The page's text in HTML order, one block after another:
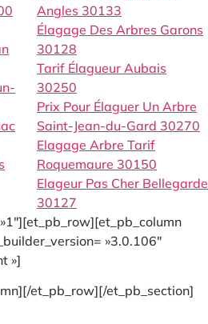
Angles 30133
Élagage Des Arbres Garons
30128
Tarif Élagueur Aubais
30250
Prix Pour Élaguer Un Arbre
Saint-Jean-du-Gard 30270
Elagage Arbre Tarif
Roquemaure 30150
Elageur Pas Cher Bellegarde
30127
»3.0.106″
»]
et_pb_row][/et_pb_section]